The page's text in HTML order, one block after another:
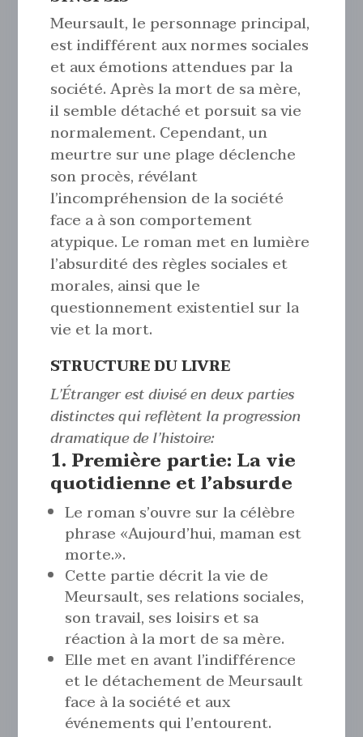
Meursault, le personnage principal,
est indifférent aux normes sociales
et aux émotions attendues par la
société. Après la mort de sa mère,
il semble détaché et porsuit sa vie
normalement. Cependant, un
meurtre sur une plage déclenche
son procès, révélant
l’incompréhension de la société
face a à son comportement
atypique. Le roman met en lumière
l’absurdité des règles sociales et
morales, ainsi que le
questionnement existentiel sur la
vie et la mort.
STRUCTURE DU LIVRE
L’Étranger est divisé en deux parties
distinctes qui reflètent la progression
dramatique de l’histoire:
1. Première partie: La vie
quotidienne et l’absurde
Le roman s’ouvre sur la célèbre
phrase «Aujourd’hui, maman est
morte.».
Cette partie décrit la vie de
Meursault, ses relations sociales,
son travail, ses loisirs et sa
réaction à la mort de sa mère.
Elle met en avant l’indifférence
et le détachement de Meursault
face à la société et aux
événements qui l’entourent.